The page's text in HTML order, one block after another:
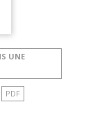
UNE
PDF